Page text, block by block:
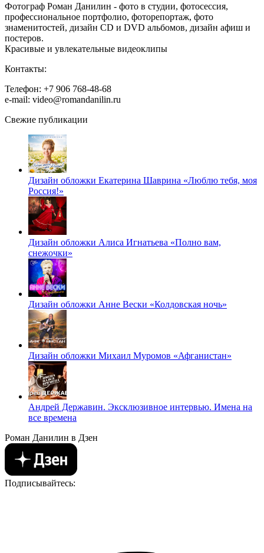
Фотограф Роман Данилин - фото в студии, фотосессия,
профессиональное портфолио, фоторепортаж, фото
знаменитостей, дизайн CD и DVD альбомов, дизайн афиш и
постеров.
Красивые и увлекательные видеоклипы
Контакты:
Телефон: +7 906 768-48-68
e-mail: video@romandanilin.ru
Свежие публикации
Дизайн обложки Екатерина Шаврина «Люблю тебя, моя
Россия!»
Дизайн обложки Алиса Игнатьева «Полно вам,
снежочки»
Дизайн обложки Анне Вески «Колдовская ночь»
Дизайн обложки Михаил Муромов «Афганистан»
Андрей Державин. Эксклюзивное интервью. Имена на
все времена
Роман Данилин в Дзен
Подписывайтесь: